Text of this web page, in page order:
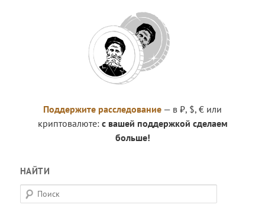
Поддержите расследование — в ₽, $, € или
криптовалюте: с вашей поддержкой сделаем
больше!
НАЙТИ
П
о